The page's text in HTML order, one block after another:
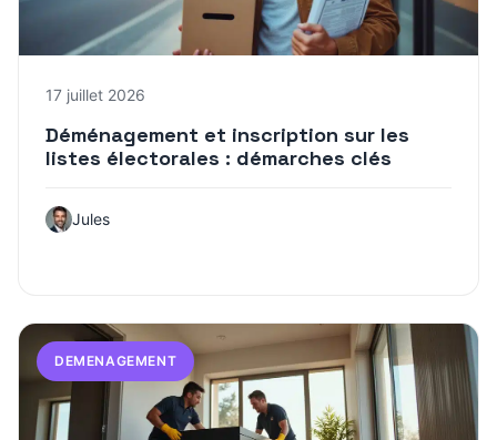
17 juillet 2026
Déménagement et inscription sur les
listes électorales : démarches clés
Jules
DEMENAGEMENT